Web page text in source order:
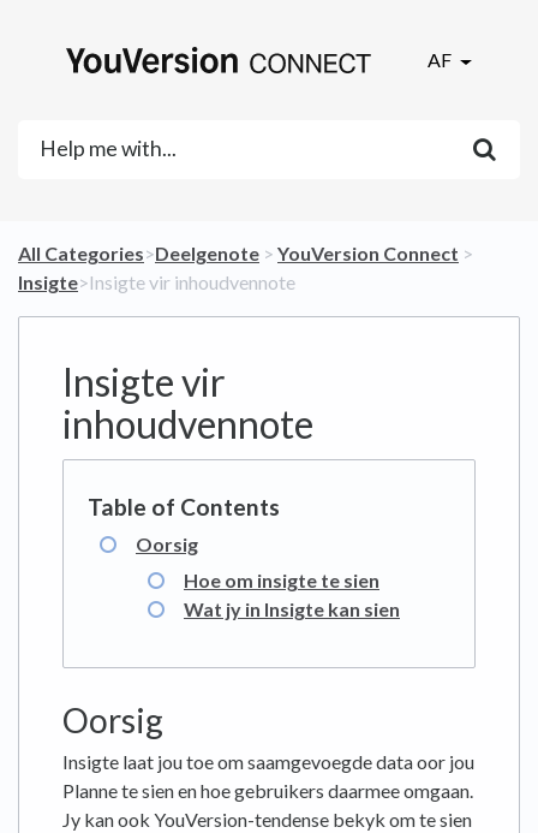
AF
All Categories​>​​Deelgenote ​ > ​ ​YouVersion Connect ​ > ​
Insigte​>​ Insigte vir inhoudvennote
Insigte vir
inhoudvennote
Oorsig
Hoe om insigte te sien
Wat jy in Insigte kan sien
Oorsig
Insigte laat jou toe om saamgevoegde data oor jou
Planne te sien en hoe gebruikers daarmee omgaan.
Jy kan ook YouVersion-tendense bekyk om te sien